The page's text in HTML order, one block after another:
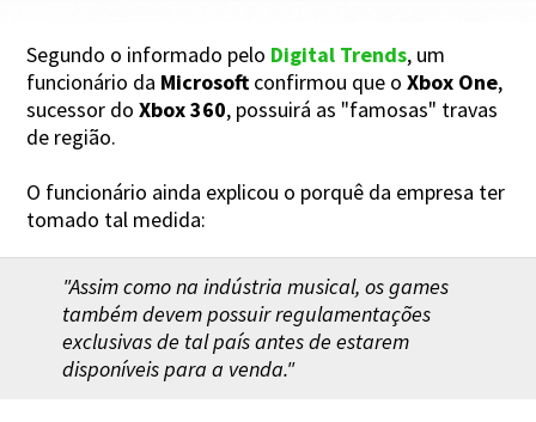
Segundo o informado pelo Digital Trends, um
funcionário da Microsoft confirmou que o Xbox One,
sucessor doXbox 360, possuirá as "famosas" travas
de região.
O funcionário ainda explicou o porquê da empresa ter
tomado tal medida:
"Assim como na indústria musical, os games
também devem possuir regulamentações
exclusivas de tal país antes de estarem
disponíveis para a venda."